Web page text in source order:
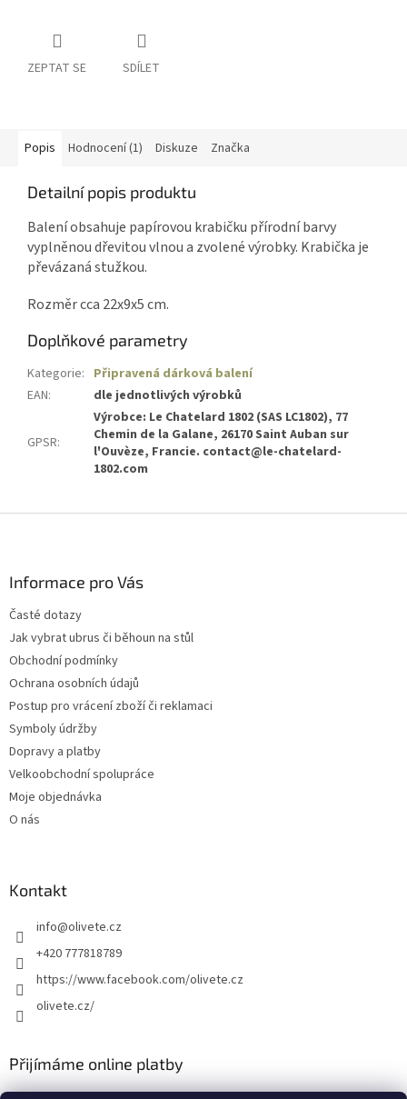
ZEPTAT SE SDÍLET
Popis Hodnocení (1) Diskuze Značka
Detailní popis produktu
Balení obsahuje papírovou krabičku přírodní barvy
vyplněnou dřevitou vlnou a zvolené výrobky. Krabička je
převázaná stužkou.
Rozměr cca 22x9x5 cm.
Doplňkové parametry
Kategorie: Připravená dárková balení
EAN: dle jednotlivých výrobků
GPSR:
Výrobce: Le Chatelard 1802 (SAS LC1802), 77
Chemin de la Galane, 26170 Saint Auban sur
l'Ouvèze, Francie. contact@le-chatelard-
1802.com
Informace pro Vás
Časté dotazy
Jak vybrat ubrus či běhoun na stůl
Obchodní podmínky
Ochrana osobních údajů
Postup pro vrácení zboží či reklamaci
Symboly údržby
Dopravy a platby
Velkoobchodní spolupráce
Moje objednávka
O nás
Kontakt
info@olivete.cz
+420 777818789
https://www.facebook.com/olivete.cz
olivete.cz/
Přijímáme online platby